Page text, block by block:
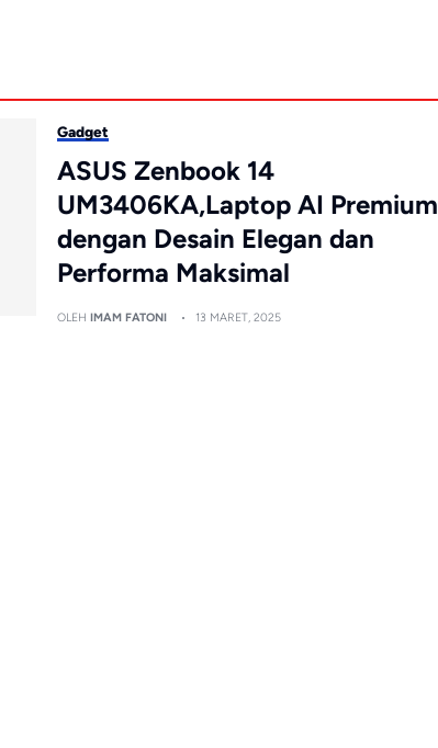
Gadget
ASUS Zenbook 14
UM3406KA,Laptop AI Premium
dengan Desain Elegan dan
Performa Maksimal
OLEH IMAM FATONI 13 MARET, 2025